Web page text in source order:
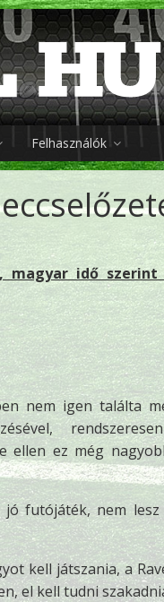
Felhasználók
magyar idő
nem igen találta
ellen ez még
futójáték, nem
kell játszania, a
el kell tudni